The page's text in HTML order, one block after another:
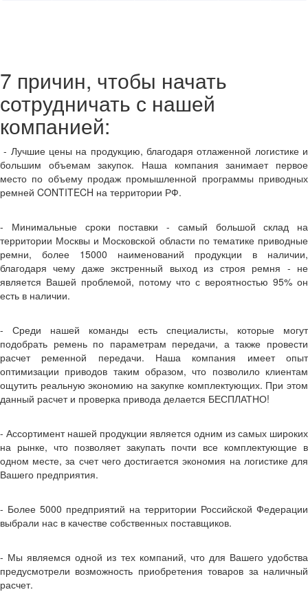
7 причин, чтобы начать
сотрудничать с нашей
компанией:
- Лучшие цены на продукцию, благодаря отлаженной логистике и
большим объемам закупок. Наша компания занимает первое
место по объему продаж промышленной программы приводных
ремней CONTITECH на территории РФ.
- Минимальные сроки поставки - самый большой склад на
территории Москвы и Московской области по тематике приводные
ремни, более 15000 наименований продукции в наличии,
благодаря чему даже экстренный выход из строя ремня - не
является Вашей проблемой, потому что с вероятностью 95% он
есть в наличии.
- Среди нашей команды есть специалисты, которые могут
подобрать ремень по параметрам передачи, а также провести
расчет ременной передачи. Наша компания имеет опыт
оптимизации приводов таким образом, что позволило клиентам
ощутить реальную экономию на закупке комплектующих. При этом
данный расчет и проверка привода делается БЕСПЛАТНО!
- Ассортимент нашей продукции является одним из самых широких
на рынке, что позволяет закупать почти все комплектующие в
одном месте, за счет чего достигается экономия на логистике для
Вашего предприятия.
- Более 5000 предприятий на территории Российской Федерации
выбрали нас в качестве собственных поставщиков.
- Мы являемся одной из тех компаний, что для Вашего удобства
предусмотрели возможность приобретения товаров за наличный
расчет.